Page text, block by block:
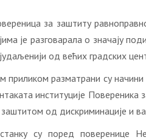
за заштиту
је разговарала о значају
од већих градских
приликом разматрани су
институције Повереника
од дискриминације и
су поред поверенице